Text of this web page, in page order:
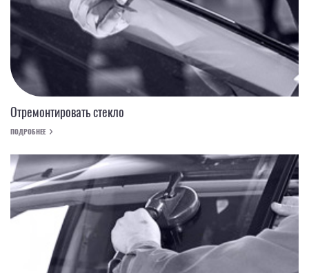
Отремонтировать стекло
ПОДРОБНЕЕ